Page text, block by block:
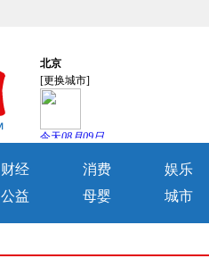
财经 消费
娱乐
公益 母婴 城市